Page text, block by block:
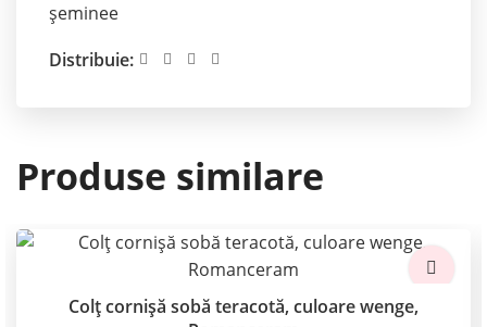
șeminee
Distribuie:
Produse similare
Colț cornișă sobă teracotă, culoare wenge,